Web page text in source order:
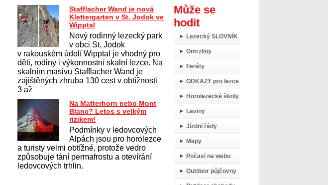
Může se
hodit
Lezecký SLOVNÍK
Omrzliny
Feráty
ODKAZY pro lezce
Horolezecké školy
Laviny
Jízdní řády
Mapy
Počasí na webu
Outdoor půjčovny
Stafflacher Wand je nová
Klettergarten v St. Jodok ve
Wipptal
Nový rodinný lezecký park
v obci St. Jodok
v rakouském údolí Wipptal je vhodný pro
děti, rodiny i výkonnostní skalní lezce. Na
skalním masivu Stafflacher Wand je
zajištěných zhruba 130 cest v obtížnosti
3 až
Na Matterhorn nebo Mont
Blanc? Letos s velkým
rizikem!
Podmínky v ledovcových
Alpách jsou pro horolezce
a turisty velmi obtížné, protože vedro
způsobuje tání permafrostu a otevírání
ledovcových trhlin.